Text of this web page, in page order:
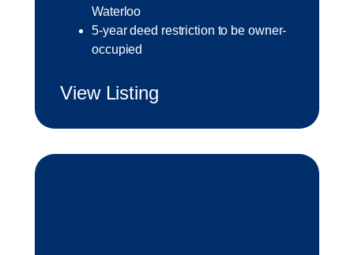
Waterloo
5-year deed restriction to be owner-
occupied
View Listing